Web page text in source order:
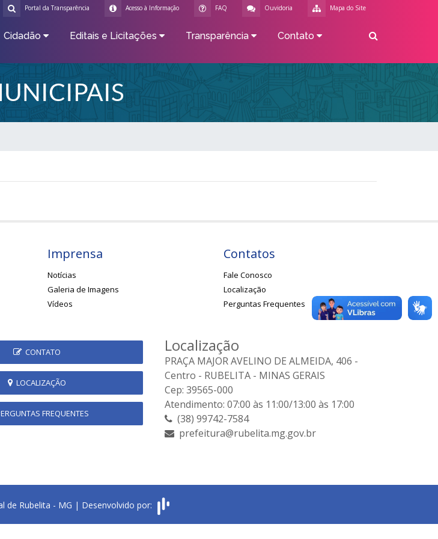
Mapa do Site
Ouvidoria
FAQ
Acesso à Informação
Portal da Transparência
Cidadão Editais e Licitações Transparência Contato
Imprensa
Notícias
Galeria de Imagens
Vídeos
Contatos
Fale Conosco
Localização
Perguntas Frequentes
CONTATO
LOCALIZAÇÃO
FREQUENTES
Localização
PRAÇA MAJOR AVELINO DE ALMEIDA, 406 -
Centro - RUBELITA - MINAS GERAIS
Cep: 39565-000
Atendimento: 07:00 às 11:00/13:00 às 17:00
(38) 99742-7584
prefeitura@rubelita.mg.gov.br
de Rubelita - MG | Desenvolvido por: